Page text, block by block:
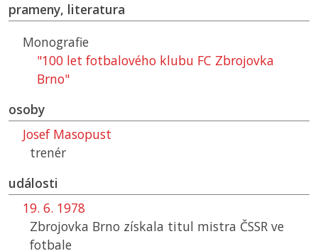
prameny, literatura
Monografie
"100 let fotbalového klubu FC Zbrojovka
Brno"
osoby
Josef Masopust
trenér
události
19. 6. 1978
Zbrojovka Brno získala titul mistra ČSSR ve
fotbale